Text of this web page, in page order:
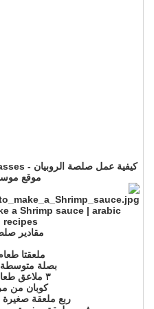
موقع
a Shrimp sauce | arabic
مقادير
ملعقتا
بصلة متوسطة
٣ ملاعق طعام من الدقيق
كوبان من
ربع ملعقة صغيرة